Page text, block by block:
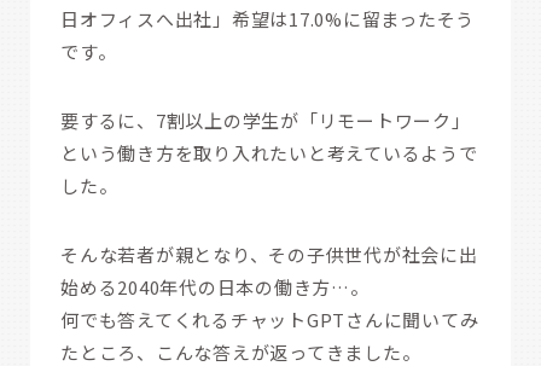
日オフィスへ出社」希望は17.0%に留まったそう
です。
要するに、7割以上の学生が「リモートワーク」
という働き方を取り入れたいと考えているようで
した。
そんな若者が親となり、その子供世代が社会に出
始める2040年代の日本の働き方…。
何でも答えてくれるチャットGPTさんに聞いてみ
たところ、こんな答えが返ってきました。